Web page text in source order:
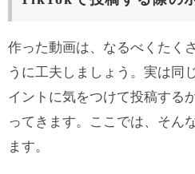
作った動画は、なるべくたく
うに工夫しましょう。実は同
イントに気をつけて投稿する
ってきます。ここでは、そん
ます。